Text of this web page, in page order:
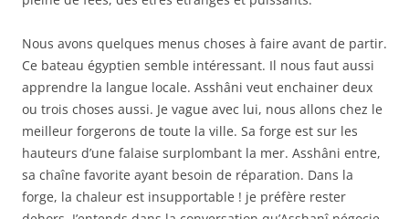
Nous avons quelques menus choses à faire avant de partir.
Ce bateau égyptien semble intéressant. Il nous faut aussi
apprendre la langue locale. Asshâni veut enchainer deux
ou trois choses aussi. Je vague avec lui, nous allons chez le
meilleur forgerons de toute la ville. Sa forge est sur les
hauteurs d’une falaise surplombant la mer. Asshâni entre,
sa chaîne favorite ayant besoin de réparation. Dans la
forge, la chaleur est insupportable ! je préfère rester